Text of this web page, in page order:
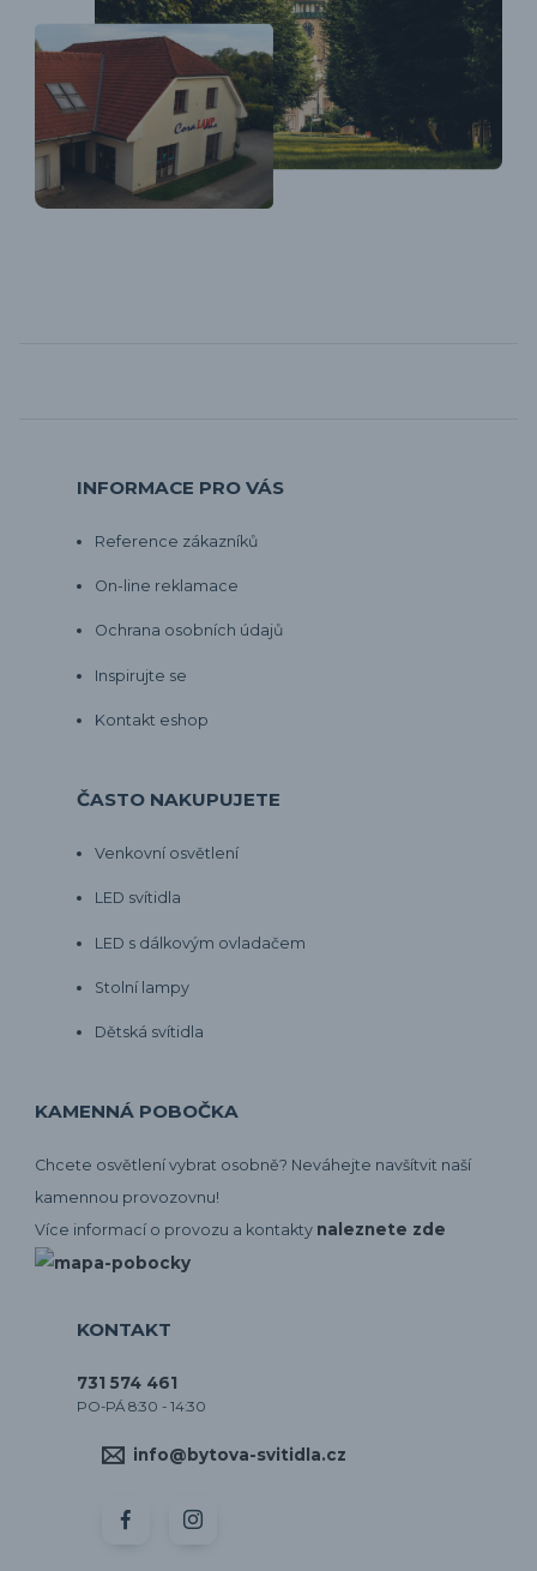
INFORMACE PRO VÁS
Reference zákazníků
On-line reklamace
Ochrana osobních údajů
Inspirujte se
Kontakt eshop
ČASTO NAKUPUJETE
Venkovní osvětlení
LED svítidla
LED s dálkovým ovladačem
Stolní lampy
Dětská svítidla
KAMENNÁ POBOČKA
Chcete osvětlení vybrat osobně? Neváhejte navšítvit naší
kamennou provozovnu!
Více informací o provozu a kontakty naleznete zde
KONTAKT
731 574 461
PO-PÁ 8:30 - 14:30
info@bytova-svitidla.cz